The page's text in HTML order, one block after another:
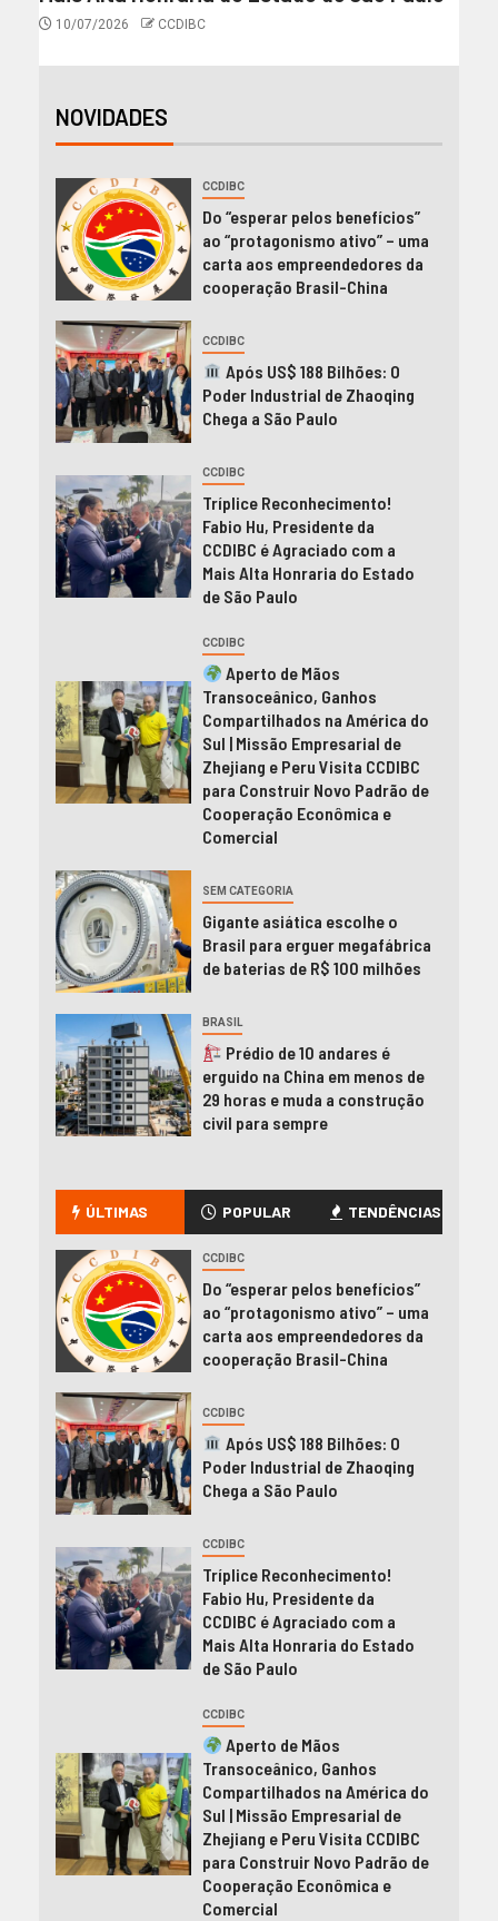
10/07/2026 CCDIBC
NOVIDADES
CCDIBC
Do “esperar pelos benefícios”
ao “protagonismo ativo” – uma
carta aos empreendedores da
cooperação Brasil-China
CCDIBC
Após US$ 188 Bilhões: O
Poder Industrial de Zhaoqing
Chega a São Paulo
CCDIBC
Tríplice Reconhecimento!
Fabio Hu, Presidente da
CCDIBC é Agraciado com a
Mais Alta Honraria do Estado
de São Paulo
CCDIBC
Aperto de Mãos
Transoceânico, Ganhos
Compartilhados na América do
Sul | Missão Empresarial de
Zhejiang e Peru Visita CCDIBC
para Construir Novo Padrão de
Cooperação Econômica e
Comercial
SEM CATEGORIA
Gigante asiática escolhe o
Brasil para erguer megafábrica
de baterias de R$ 100 milhões
BRASIL
Prédio de 10 andares é
erguido na China em menos de
29 horas e muda a construção
civil para sempre
ÚLTIMAS POPULAR TENDÊNCIAS
CCDIBC
Do “esperar pelos benefícios”
ao “protagonismo ativo” – uma
carta aos empreendedores da
cooperação Brasil-China
CCDIBC
Após US$ 188 Bilhões: O
Poder Industrial de Zhaoqing
Chega a São Paulo
CCDIBC
Tríplice Reconhecimento!
Fabio Hu, Presidente da
CCDIBC é Agraciado com a
Mais Alta Honraria do Estado
de São Paulo
CCDIBC
Aperto de Mãos
Transoceânico, Ganhos
Compartilhados na América do
Sul | Missão Empresarial de
Zhejiang e Peru Visita CCDIBC
para Construir Novo Padrão de
Cooperação Econômica e
Comercial